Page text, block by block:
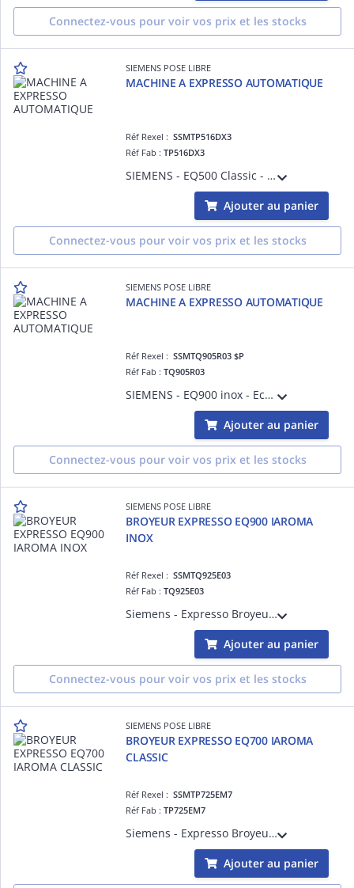
Connectez-vous pour voir vos prix et les stocks
SIEMENS POSE LIBRE
MACHINE A EXPRESSO AUTOMATIQUE
Réf Rexel :SSMTP516DX3
Réf Fab :TP516DX3
SIEMENS - EQ500 Classic - Variante Allemande - Home Connect - Bandeau coffeeSelect Display sensitif avec ecran TFT - 17 recettes (9 intégrées + 8 Home Connect) - Tuyau à lait Cappuccinatore - bac à grains 270g + trappe café moulu - réservoi
Ajouter au panier
Connectez-vous pour voir vos prix et les stocks
SIEMENS POSE LIBRE
MACHINE A EXPRESSO AUTOMATIQUE
Réf Rexel :SSMTQ905R03 $P
Réf Fab :TQ905R03
SIEMENS - EQ900 inox - Ecran TFT tactile 6,8' iSelect Display - eGrinder (broyeur electronique) - 22 recettes (dont 10 coffeeWorld + cafetiere) - baristaMode - confortMode (avec aromaSelect < (>&< )> intelligentStrength Adjustment) - 5 temp
Ajouter au panier
Connectez-vous pour voir vos prix et les stocks
SIEMENS POSE LIBRE
BROYEUR EXPRESSO EQ900 IAROMA
INOX
Réf Rexel :SSMTQ925E03
Réf Fab :TQ925E03
Siemens - Expresso Broyeur - EQ900 iAroma - Inox - Jusqu'à 41 boissons (31 intégrés dont boissons XL, Cold Brew, eau chaude,) + via application Home Connect - Bac à lait intégrée de 0,7L - Ecran TFT tactile 6,8' iSelect Display - 9 niveau
Ajouter au panier
Connectez-vous pour voir vos prix et les stocks
SIEMENS POSE LIBRE
BROYEUR EXPRESSO EQ700 IAROMA
CLASSIC
Réf Rexel :SSMTP725EM7
Réf Fab :TP725EM7
Siemens - Expresso Broyeur - EQ700 iAroma Classic - Silver < (>&< )> Noir - Jusqu'à 41 boissons ( 27 intégrés dont boissons XL, Cold Brew, eau chaude,) + via application Home Connect - Système lait avec tube à lait flexible + carafe verre d
Ajouter au panier